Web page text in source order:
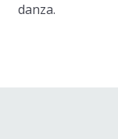
danza.